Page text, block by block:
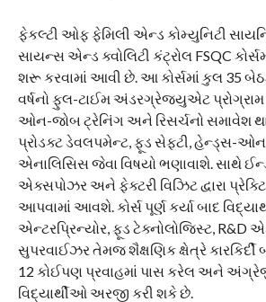
ફેકલ્ટી ઓફ ફેમિલી એન્ડ કોમ્યુનિટી
સાયન્સ એન્ડ ક્વોલિટી કંટ્રોલ FSQC
શરૂ કરવામાં આવી છે. આ કોર્સમાં કુલ 35
વર્ષનો ફુલ-ટાઈમ અંડરગ્રેજ્યુએટ પ્રોગ્રામ
ઓન-જોબ ટ્રેનિંગ અને રિસર્ચનો સમાવેશ
પ્રોડક્ટ ડેવલપમેન્ટ, ફૂડ સેફ્ટી, હેન્ડ્સ-
એનાલિસિસ જેવા વિષયો ભણાવાશે. સાથે
એક્સપોઝર અને ફેક્ટરી વિઝિટ દ્વારા
આપવામાં આવશે. કોર્સ પૂર્ણ કર્યા બાદ
એન્ટરપ્રિન્યોર, ફૂડ ટેક્નોલોજિસ્ટ, R&D
સુપરવાઈઝર તેમજ શૈક્ષણિક ક્ષેત્રે કારકિર્દી
12 કોઈપણ પ્રવાહમાં પાસ કરેલ અને
વિદ્યાર્થીઓ અરજી કરી શકે છે.